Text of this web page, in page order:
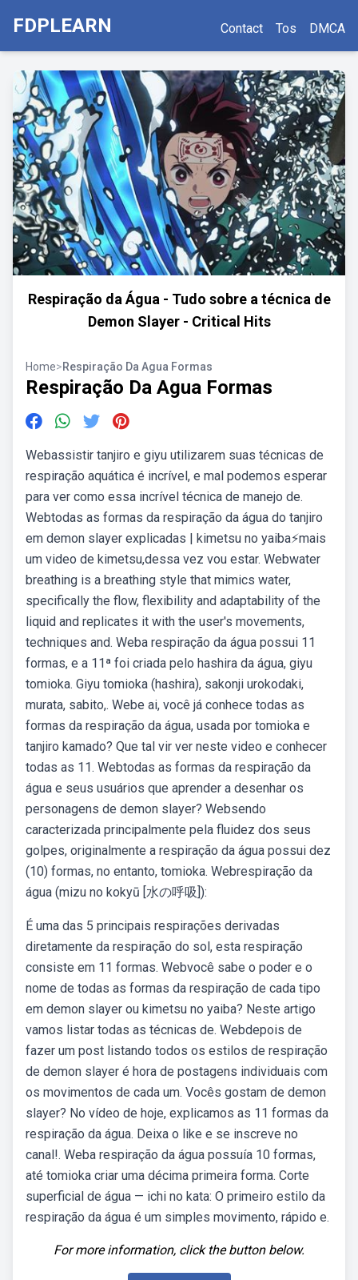
FDPLEARN Contact Tos DMCA
Respiração da Água - Tudo sobre a técnica de
Demon Slayer - Critical Hits
Home>Respiração Da Agua Formas
Respiração Da Agua Formas
Webassistir tanjiro e giyu utilizarem suas técnicas de
respiração aquática é incrível, e mal podemos esperar
para ver como essa incrível técnica de manejo de.
Webtodas as formas da respiração da água do tanjiro
em demon slayer explicadas | kimetsu no yaiba⚡mais
um video de kimetsu,dessa vez vou estar. Webwater
breathing is a breathing style that mimics water,
specifically the flow, flexibility and adaptability of the
liquid and replicates it with the user's movements,
techniques and. Weba respiração da água possui 11
formas, e a 11ª foi criada pelo hashira da água, giyu
tomioka. Giyu tomioka (hashira), sakonji urokodaki,
murata, sabito,. Webe ai, você já conhece todas as
formas da respiração da água, usada por tomioka e
tanjiro kamado? Que tal vir ver neste video e conhecer
todas as 11. Webtodas as formas da respiração da
água e seus usuários que aprender a desenhar os
personagens de demon slayer? Websendo
caracterizada principalmente pela fluidez dos seus
golpes, originalmente a respiração da água possui dez
(10) formas, no entanto, tomioka. Webrespiração da
água (mizu no kokyū [水の呼吸]):
É uma das 5 principais respirações derivadas
diretamente da respiração do sol, esta respiração
consiste em 11 formas. Webvocê sabe o poder e o
nome de todas as formas da respiração de cada tipo
em demon slayer ou kimetsu no yaiba? Neste artigo
vamos listar todas as técnicas de. Webdepois de
fazer um post listando todos os estilos de respiração
de demon slayer é hora de postagens individuais com
os movimentos de cada um. Vocês gostam de demon
slayer? No vídeo de hoje, explicamos as 11 formas da
respiração da água. Deixa o like e se inscreve no
canal!. Weba respiração da água possuía 10 formas,
até tomioka criar uma décima primeira forma. Corte
superficial de água — ichi no kata: O primeiro estilo da
respiração da água é um simples movimento, rápido e.
For more information, click the button below.